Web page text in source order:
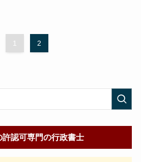
1 2
許認可専門の行政書士